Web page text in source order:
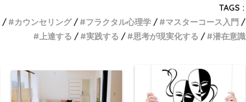
TAGS :
カウンセリング フラクタル心理学
マスターコース入門
上達する
実践する 思考が現実化する 潜在意識